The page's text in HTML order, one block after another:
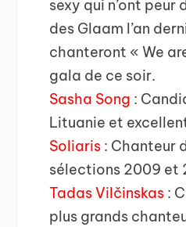
sexy qui n’ont peur
des Glaam l’an
chanteront « We
gala de ce soir.
Sasha Song :
Lituanie et
Soliaris : Chanteur
sélections 2009 et
Tadas Vilčinskas:
plus grands